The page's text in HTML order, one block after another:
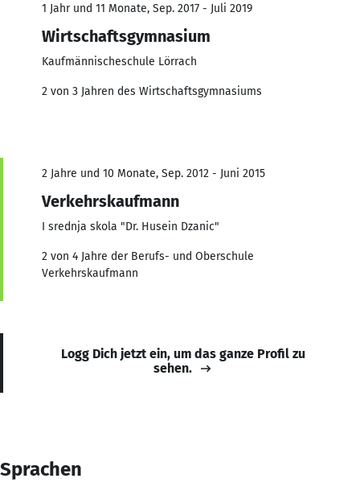
1 Jahr und 11 Monate, Sep. 2017 - Juli 2019
Wirtschaftsgymnasium
Kaufmännischeschule Lörrach
2 von 3 Jahren des Wirtschaftsgymnasiums
2 Jahre und 10 Monate, Sep. 2012 - Juni 2015
Verkehrskaufmann
I srednja skola "Dr. Husein Dzanic"
2 von 4 Jahre der Berufs- und Oberschule
Verkehrskaufmann
Logg Dich jetzt ein, um das ganze Profil zu
sehen.
Sprachen